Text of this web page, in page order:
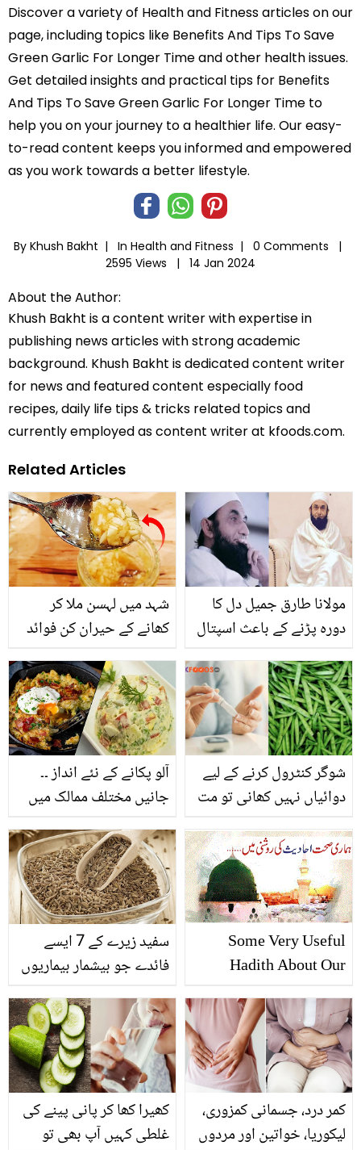
Discover a variety of Health and Fitness articles on our
page, including topics like Benefits And Tips To Save
Green Garlic For Longer Time and other health issues.
Get detailed insights and practical tips for Benefits
And Tips To Save Green Garlic For Longer Time to
help you on your journey to a healthier life. Our easy-
to-read content keeps you informed and empowered
as you work towards a better lifestyle.
By Khush Bakht | In Health and Fitness |
0 Comments |
2595 Views |
14 Jan 2024
About the Author:
Khush Bakht is a content writer with expertise in
publishing news articles with strong academic
background. Khush Bakht is dedicated content writer
for news and featured content especially food
recipes, daily life tips & tricks related topics and
currently employed as content writer at kfoods.com.
Related Articles
شہد میں لہسن ملا کر
کھانے کے حیران کن فوائد
مولانا طارق جمیل دل کا
دورہ پڑنے کے باعث اسپتال
کی اپیل کردی
آلو پکانے کے نئے انداز ۔۔
جانیں مختلف ممالک میں
جاتا ہے ؟
شوگر کنٹرول کرنے کے لیے
دوائیاں نہیں کھانی تو مت
کھائیں ! جانیں گوار کی
پھلیوں کے فائدے اور کچھ
ایسے نقصانات جن سے آپ
لاعلم ہیں
سفید زیرے کے 7 ایسے
فائدے جو بیشمار بیماریوں
سکتے ہیں
Some Very Useful
Hadith About Our
کھیرا کھا کر پانی پینے کی
غلطی کہیں آپ بھی تو
کمر درد، جسمانی کمزوری،
لیکوریا، خواتین اور مردوں